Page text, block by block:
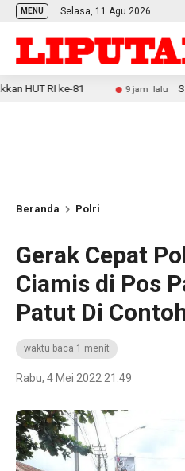
MENU Selasa, 11 Agu 2026
ke-81 9 jam lalu Satu Tiang
Beranda Polri
Gerak Cepat
Ciamis di Pos
Patut Di
waktu baca 1 menit
Rabu, 4 Mei 2022 21:49